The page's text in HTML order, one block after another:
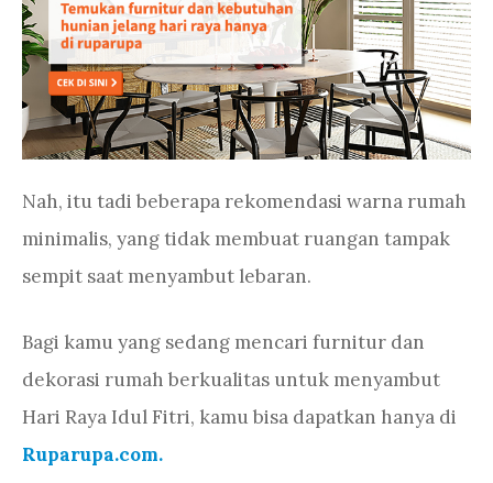
Nah, itu tadi beberapa rekomendasi warna rumah
minimalis, yang tidak membuat ruangan tampak
sempit saat menyambut lebaran.
Bagi kamu yang sedang mencari furnitur dan
dekorasi rumah berkualitas untuk menyambut
Hari Raya Idul Fitri, kamu bisa dapatkan hanya di
Ruparupa.com.